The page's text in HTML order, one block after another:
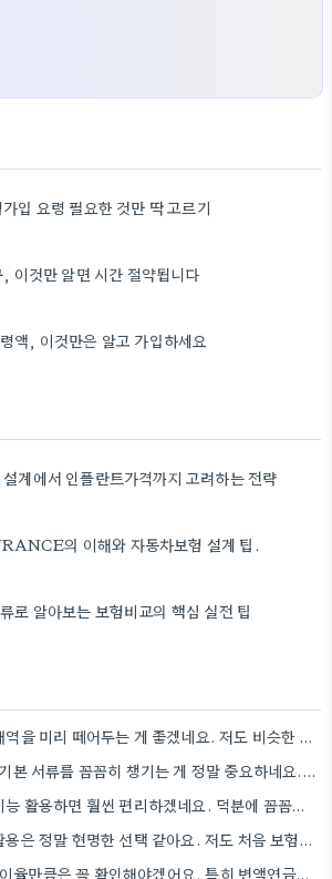
입 요령 필요한 것만 딱 고르기
, 이것만 알면 시간 절약됩니다
액, 이것만은 알고 가입하세요
계에서 인플란트가격까지 고려하는 전략
의 이해와 자동차보험 설계 팁.
로 알아보는 보험비교의 핵심 실전 팁
진료비 영수증 세부 내역을 미리 떼어두는 게 좋겠네요. 저도 비슷한 경험 때문에 시간 낭비했었거든요.
진단서, 영수증 같은 기본 서류를 꼼꼼히 챙기는 게 정말 중요하네요. 제가 청구할 때도 깜빡하고 다시…
진료비 영수증 스캔 기능 활용하면 훨씬 편리하겠네요. 덕분에 꼼꼼하게 준비할 때도 많아지는데, 앱을 활용하면 시간을…
디지털 청구 시스템 활용은 정말 현명한 선택 같아요. 저도 처음 보험금을 청구할 때 서류 준비…
공시이율이 최저보증이율만큼은 꼭 확인해야겠어요. 특히 변액연금이라면 더 신경 써야 할 것 같네요.